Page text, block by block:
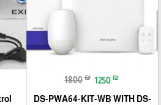
1800 ₪ 1250 ₪
DS-PWA64-KIT-WB WITH DS-